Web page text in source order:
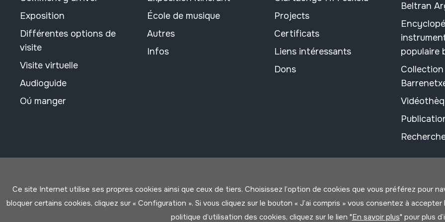
Exposition
Différentes options de
visite
Visite virtuelle
Audioguide
Oú manger
École de musique
Autres
Infos
Projects
Certificats
Liens intéressants
Dons
Beltran
populaire
Ce site Internet utilise ses propres cookies ainsi que ceux de tiers. Choisissez l’option de cookies que vous préférez pour
bloquer certains cookies, cliquez sur « Configuration ». Si vous cliquez sur le bouton « J’ai compris » vous consentez à
politique d’utilisation des cookies, cliquez sur le lien "En savoir plus" pour plus